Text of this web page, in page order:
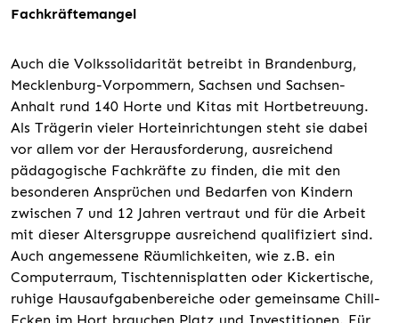
Fachkräftemangel
Auch die Volkssolidarität betreibt in Brandenburg,
Mecklenburg-Vorpommern, Sachsen und Sachsen-
Anhalt rund 140 Horte und Kitas mit Hortbetreuung.
Als Trägerin vieler Horteinrichtungen steht sie dabei
vor allem vor der Herausforderung, ausreichend
pädagogische Fachkräfte zu finden, die mit den
besonderen Ansprüchen und Bedarfen von Kindern
zwischen 7 und 12 Jahren vertraut und für die Arbeit
mit dieser Altersgruppe ausreichend qualifiziert sind.
Auch angemessene Räumlichkeiten, wie z.B. ein
Computerraum, Tischtennisplatten oder Kickertische,
ruhige Hausaufgabenbereiche oder gemeinsame Chill-